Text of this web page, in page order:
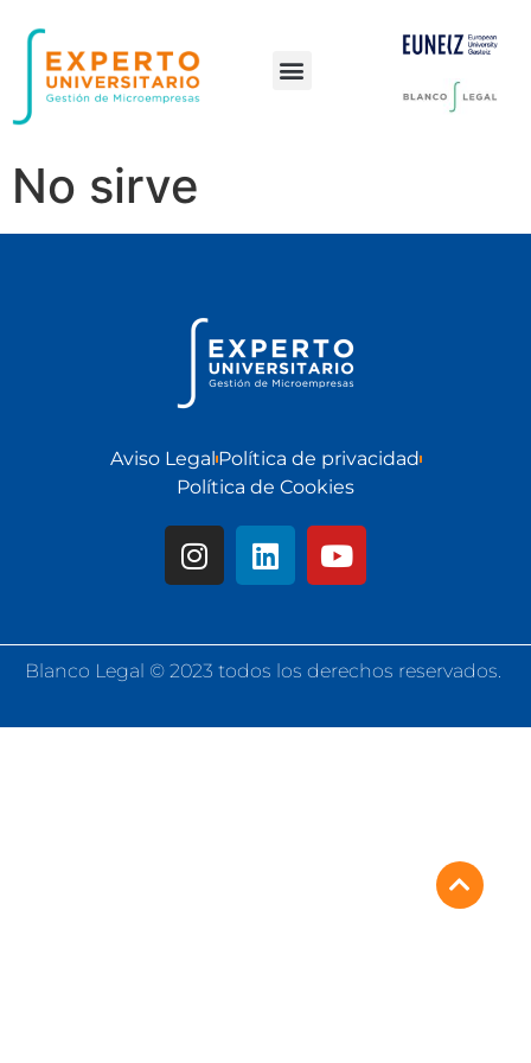
No sirve
Aviso Legal Política de privacidad
Política de Cookies
Blanco Legal © 2023 todos los derechos reservados.